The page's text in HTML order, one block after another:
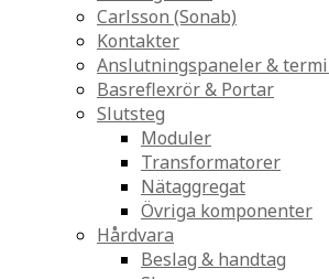
Carlsson (Sonab)
Kontakter
Anslutningspaneler &
Basreflexrör & Portar
Slutsteg
Moduler
Transformatorer
Nätaggregat
Övriga komponenter
Hårdvara
Beslag & handtag